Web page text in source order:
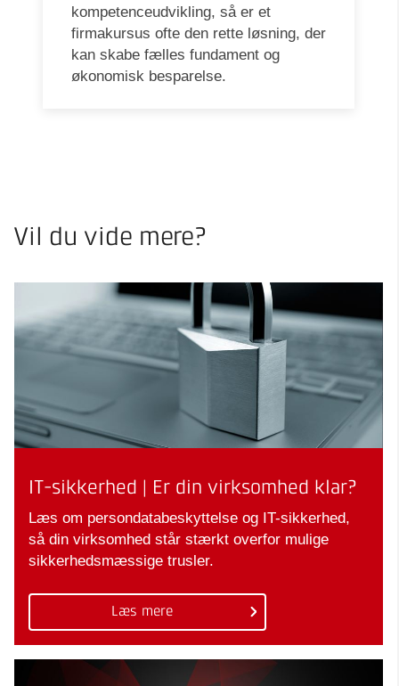
kompetenceudvikling, så er et
firmakursus ofte den rette løsning, der
kan skabe fælles fundament og
økonomisk besparelse.
Vil du vide mere?
IT-sikkerhed | Er din virksomhed klar?
Læs om persondatabeskyttelse og IT-sikkerhed,
så din virksomhed står stærkt overfor mulige
sikkerhedsmæssige trusler.
Læs mere